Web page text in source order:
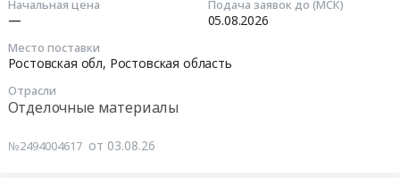
Начальная цена
—
Подача заявок до (МСК)
05.08.2026
Место поставки
Ростовская обл, Ростовская область
Отрасли
Отделочные материалы
№2494004617 от 03.08.26